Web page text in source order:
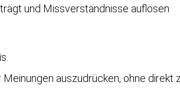
und Missverständnisse auflösen
auszudrücken, ohne direkt